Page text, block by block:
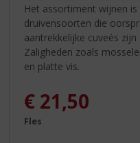
Het assortiment wijnen
druivensoorten die
aantrekkelijke cuveés
Zaligheden zoals
en platte vis.
€ 21,50
Fles